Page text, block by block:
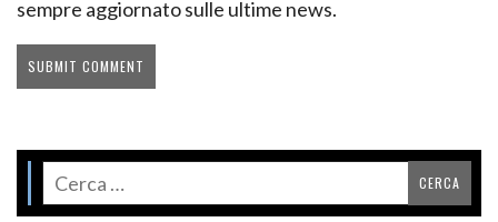
sempre aggiornato sulle ultime news.